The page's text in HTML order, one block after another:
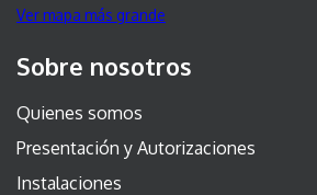
Ver mapa más grande
Sobre nosotros
Quienes somos
Presentación y Autorizaciones
Instalaciones